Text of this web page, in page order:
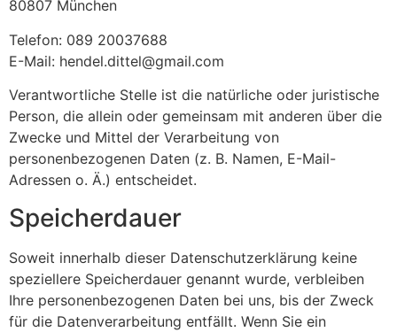
80807 München
Telefon: 089 20037688
E-Mail: hendel.dittel@gmail.com
Verantwortliche Stelle ist die natürliche oder juristische
Person, die allein oder gemeinsam mit anderen über die
Zwecke und Mittel der Verarbeitung von
personenbezogenen Daten (z. B. Namen, E-Mail-
Adressen o. Ä.) entscheidet.
Speicherdauer
Soweit innerhalb dieser Datenschutzerklärung keine
speziellere Speicherdauer genannt wurde, verbleiben
Ihre personenbezogenen Daten bei uns, bis der Zweck
für die Datenverarbeitung entfällt. Wenn Sie ein